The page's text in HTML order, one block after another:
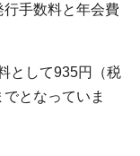
行手数料と年会費
として935円（税
となっていま